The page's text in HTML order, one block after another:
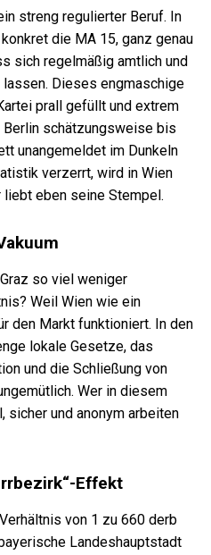
streng regulierter Beruf. In
die MA 15, ganz genau
sich regelmäßig amtlich und
Dieses engmaschige
prall gefüllt und extrem
schätzungsweise bis
unangemeldet im Dunkeln
verzerrt, wird in Wien
eben seine Stempel.
so viel weniger
Weil Wien wie ein
den Markt funktioniert. In den
lokale Gesetze, das
und die Schließung von
Wer in diesem
sicher und anonym arbeiten
Effekt
von 1 zu 660 derb
Landeshauptstadt